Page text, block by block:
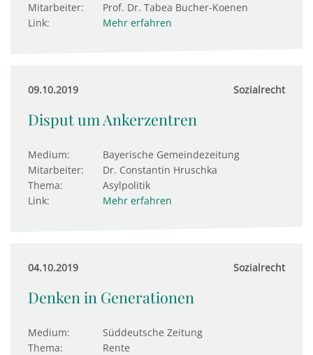
Mitarbeiter:
Prof. Dr. Tabea Bucher-Koenen
Link:
Mehr erfahren
09.10.2019 Sozialrecht
Disput um Ankerzentren
Medium:
Bayerische Gemeindezeitung
Mitarbeiter:
Dr. Constantin Hruschka
Thema:
Asylpolitik
Link:
Mehr erfahren
04.10.2019 Sozialrecht
Denken in Generationen
Medium:
Süddeutsche Zeitung
Thema:
Rente